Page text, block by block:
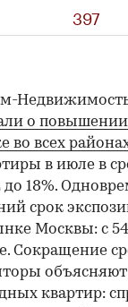
397
о
во всех
в июле в
18%.
срок
Москвы: с
Сокращение
квартир: